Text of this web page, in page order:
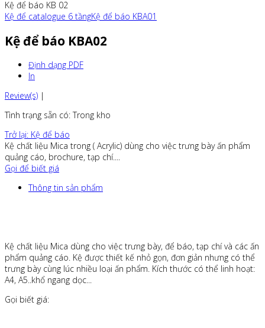
Kệ để báo KB 02
Kệ để catalogue 6 tầngKệ để báo KBA01
Kệ để báo KBA02
Định dạng PDF
In
Review(s) |
Tình trạng sẵn có: Trong kho
Trở lại: Kệ để báo
Kệ chất liệu Mica trong ( Acrylic) dùng cho việc trưng bày ấn phẩm
quảng cáo, brochure, tạp chí....
Gọi để biết giá
Thông tin sản phẩm
Kệ chất liệu Mica dùng cho việc trưng bày, để báo, tạp chí và các ấn
phẩm quảng cáo. Kệ được thiết kế nhỏ gọn, đơn giản nhưng có thể
trưng bày cùng lúc nhiều loại ấn phẩm. Kích thước có thể linh hoạt:
A4, A5..khổ ngang dọc...
Gọi biết giá: